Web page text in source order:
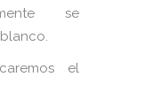
se
el